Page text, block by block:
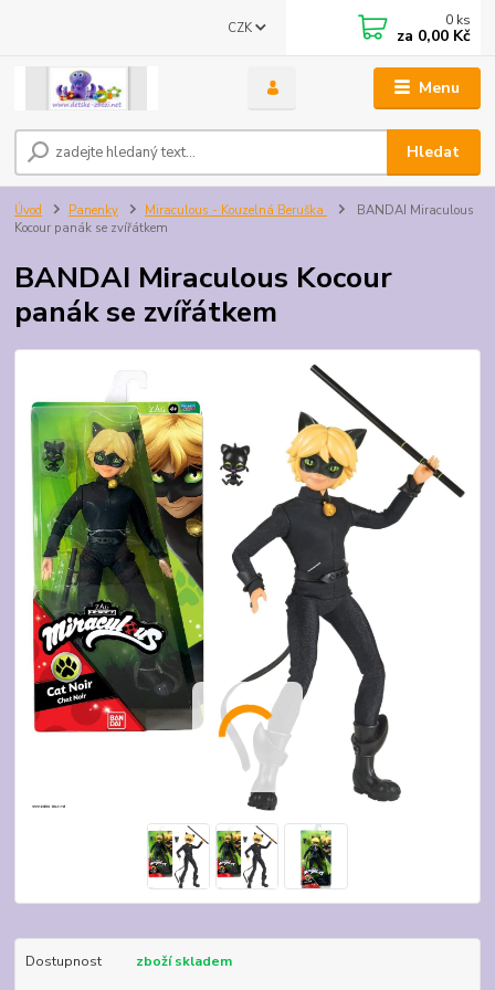
Menu
CZK
Hledat
0 ks
za 0,00 Kč
Úvod Panenky Miraculous - Kouzelná Beruška
BANDAI Miraculous
Kocour panák se zvířátkem
BANDAI Miraculous Kocour
panák se zvířátkem
Dostupnost zboží skladem